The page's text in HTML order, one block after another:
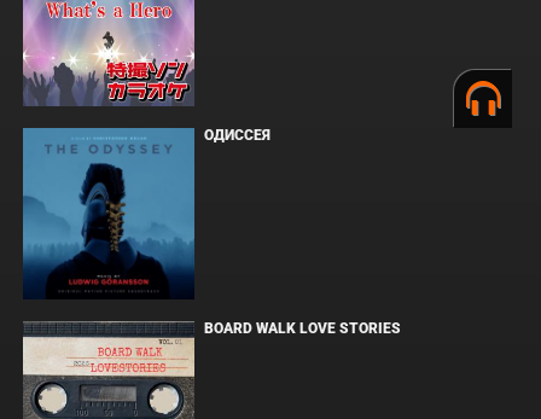
ОДИССЕЯ
BOARD WALK LOVE STORIES